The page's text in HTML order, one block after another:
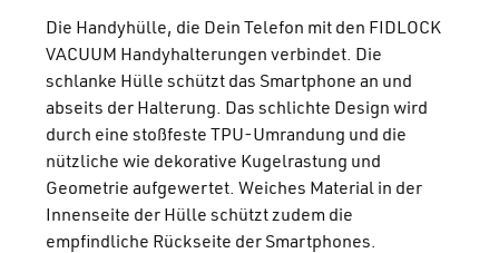
Die Handyhülle, die Dein Telefon mit den FIDLOCK
VACUUM Handyhalterungen verbindet. Die
schlanke Hülle schützt das Smartphone an und
abseits der Halterung. Das schlichte Design wird
durch eine stoßfeste TPU-Umrandung und die
nützliche wie dekorative Kugelrastung und
Geometrie aufgewertet. Weiches Material in der
Innenseite der Hülle schützt zudem die
empfindliche Rückseite der Smartphones.